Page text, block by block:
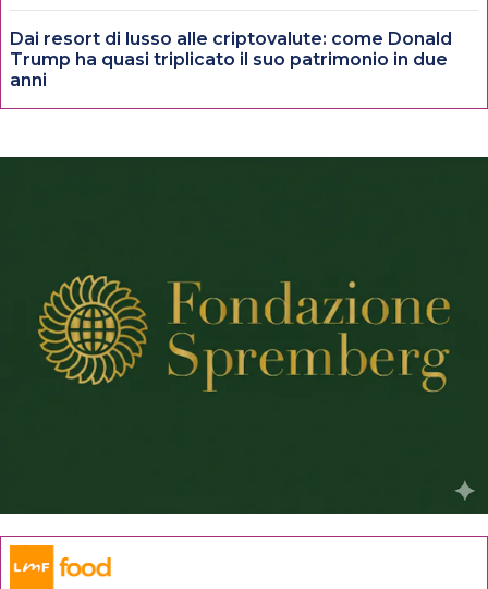
Dai resort di lusso alle criptovalute: come Donald
Trump ha quasi triplicato il suo patrimonio in due
anni